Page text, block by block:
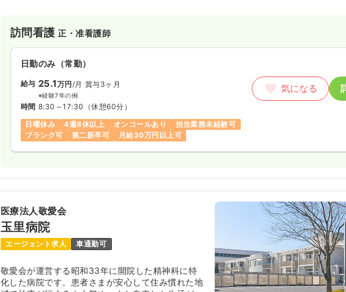
訪問看護正・准看護師
日勤のみ（常勤）
給与 25.1万円 /月 賞与3ヶ月
※経験7年の例
時間 8:30～17:30 （休憩60分）
日曜休み
4週8休以上 オンコールあり
担当業務未経験可
ブランク可
第二新卒可 月給30万円以上可
気になる
医療法人敬愛会
玉里病院
エージェント求人 車通勤可
敬愛会が運営する昭和33年に開院した精神科に特
化した病院です。患者さまが安心して住み慣れた地